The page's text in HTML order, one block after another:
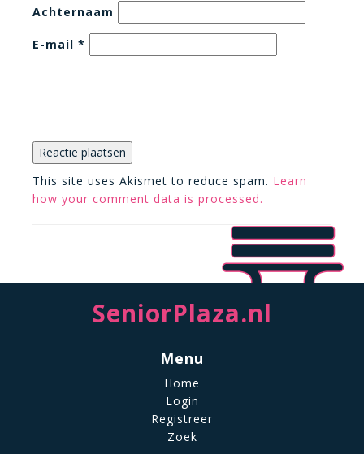
Achternaam
E-mail *
This site uses Akismet to reduce spam. Learn
how your comment data is processed.
SeniorPlaza.nl
Menu
Home
Login
Registreer
Zoek